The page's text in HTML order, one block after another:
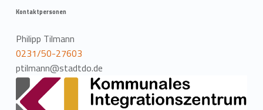
Kontaktpersonen
Philipp Tilmann
0231/50-27603
ptilmann@stadtdo.de